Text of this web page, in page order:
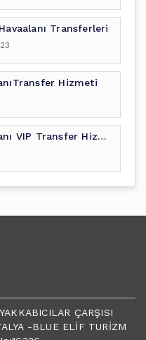
Transferleri
Hizmeti
Antalya Havalimanı VIP Transfer Hizmeti
ÇARŞISI
-BLUE ELİF TURİZM